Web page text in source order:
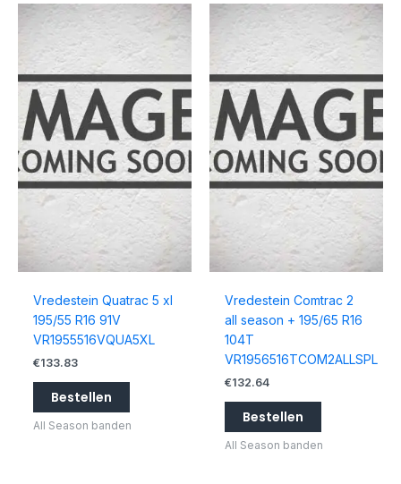
Vredestein Quatrac 5 xl
195/55 R16 91V
VR1955516VQUA5XL
€133.83
Bestellen
All Season banden
Vredestein Comtrac 2
all season + 195/65 R16
104T
VR1956516TCOM2ALLSPL
€132.64
Bestellen
All Season banden